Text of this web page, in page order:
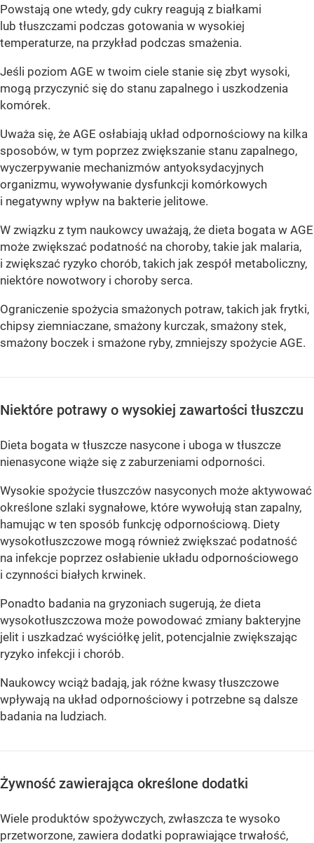
Powstają one wtedy, gdy cukry reagują z białkami
lub tłuszczami podczas gotowania w wysokiej
temperaturze, na przykład podczas smażenia.
Jeśli poziom AGE w twoim ciele stanie się zbyt wysoki,
mogą przyczynić się do stanu zapalnego i uszkodzenia
komórek.
Uważa się, że AGE osłabiają układ odpornościowy na kilka
sposobów, w tym poprzez zwiększanie stanu zapalnego,
wyczerpywanie mechanizmów antyoksydacyjnych
organizmu, wywoływanie dysfunkcji komórkowych
i negatywny wpływ na bakterie jelitowe.
W związku z tym naukowcy uważają, że dieta bogata w AGE
może zwiększać podatność na choroby, takie jak malaria,
i zwiększać ryzyko chorób, takich jak zespół metaboliczny,
niektóre nowotwory i choroby serca.
Ograniczenie spożycia smażonych potraw, takich jak frytki,
chipsy ziemniaczane, smażony kurczak, smażony stek,
smażony boczek i smażone ryby, zmniejszy spożycie AGE.
Niektóre potrawy o wysokiej zawartości tłuszczu
Dieta bogata w tłuszcze nasycone i uboga w tłuszcze
nienasycone wiąże się z zaburzeniami odporności.
Wysokie spożycie tłuszczów nasyconych może aktywować
określone szlaki sygnałowe, które wywołują stan zapalny,
hamując w ten sposób funkcję odpornościową. Diety
wysokotłuszczowe mogą również zwiększać podatność
na infekcje poprzez osłabienie układu odpornościowego
i czynności białych krwinek.
Ponadto badania na gryzoniach sugerują, że dieta
wysokotłuszczowa może powodować zmiany bakteryjne
jelit i uszkadzać wyściółkę jelit, potencjalnie zwiększając
ryzyko infekcji i chorób.
Naukowcy wciąż badają, jak różne kwasy tłuszczowe
wpływają na układ odpornościowy i potrzebne są dalsze
badania na ludziach.
Żywność zawierająca określone dodatki
Wiele produktów spożywczych, zwłaszcza te wysoko
przetworzone, zawiera dodatki poprawiające trwałość,